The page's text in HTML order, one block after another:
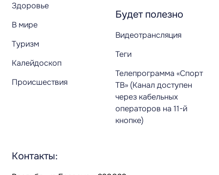
Здоровье
В мире
Туризм
Калейдоскоп
Происшествия
Будет полезно
Видеотрансляция
Теги
Телепрограмма «Спорт
ТВ» (Канал доступен
через кабельных
операторов на 11-й
кнопке)
Контакты: